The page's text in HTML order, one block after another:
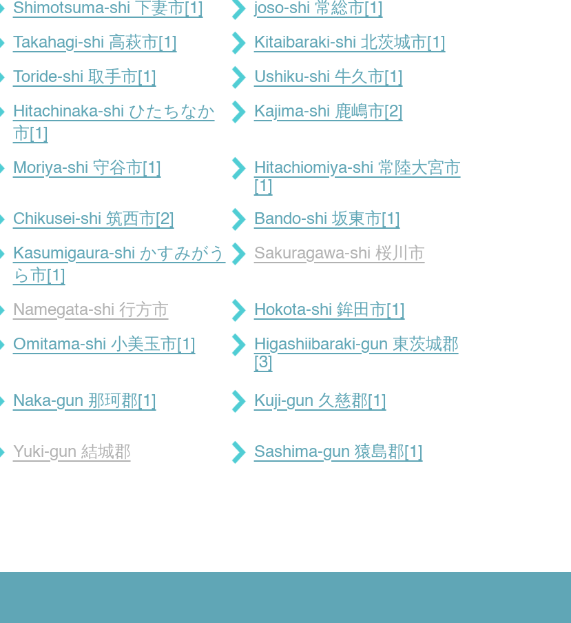
Shimotsuma-shi 下妻市[1] joso-shi 常総市[1]
Takahagi-shi 高萩市[1] Kitaibaraki-shi 北茨城市[1]
Toride-shi 取手市[1] Ushiku-shi 牛久市[1]
Hitachinaka-shi ひたちなか
市[1]
Kajima-shi 鹿嶋市[2]
Moriya-shi 守谷市[1]
Hitachiomiya-shi 常陸大宮市
[1]
Chikusei-shi 筑西市[2] Bando-shi 坂東市[1]
Kasumigaura-shi かすみがう
ら市[1]
Sakuragawa-shi 桜川市
Namegata-shi 行方市 Hokota-shi 鉾田市[1]
Omitama-shi 小美玉市[1]
Higashiibaraki-gun 東茨城郡
[3]
Naka-gun 那珂郡[1] Kuji-gun 久慈郡[1]
Yuki-gun 結城郡 Sashima-gun 猿島郡[1]